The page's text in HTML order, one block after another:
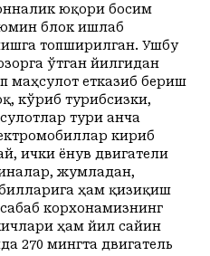
юқори босим
блок ишлаб
топширилган. Ушбу
ўтган йилгидан
маҳсулот етказиб бериш
кўриб турибсизки,
тури анча
кириб
ички ёнув двигатели
жумладан,
ҳам қизиқиш
корхонамизнинг
ҳам йил сайин
270 мингта двигатель